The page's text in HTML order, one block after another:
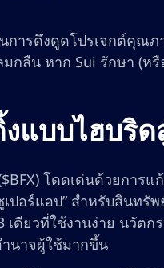
การดึงดูดโปรเจกต์คุณ
ลืน หาก Sui รักษา (หรื
แบบไฮบริ
โดดเด่นด้วยการ
ปอร์แอป” สำหรับสินทรั
ดียวที่ใช้งานง่าย นวัตก
ำนาจผู้ใช้มากขึ้น